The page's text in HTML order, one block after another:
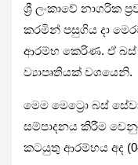
ශ්‍රී ලංකාවේ නාගරික
කරමින් පසුගිය දා
ආරම්භ කෙරිණ. ඒ බස්
ව්‍යාපෘතියක් වශයෙනි.
මෙම මෙට්‍රො බස්
සම්පාදනය කිරීම
කටයුතු ආරම්භය අද